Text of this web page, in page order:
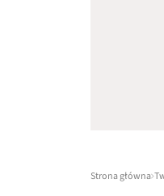
Strona główna